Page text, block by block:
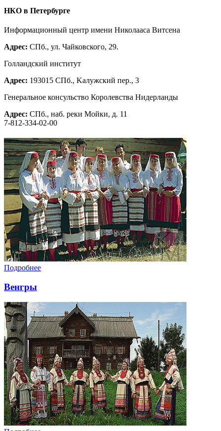
НКО в Петербурге
Информационный центр имени Николааса Витсена
Адрес: СПб., ул. Чайковского, 29.
Голландский институт
Адрес: 193015 СПб., Kалужский пер., 3
Генеральное консульство Королевства Нидерланды
Адрес: СПб., наб. реки Мойки, д. 11
7-812-334-02-00
Подробнее
Венгры